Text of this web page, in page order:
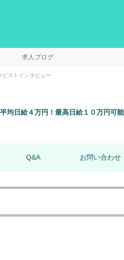
求人ブログ
ピストインタビュー
均日給４万円！最高日給１０万円可能
Q&A お問い合わせ